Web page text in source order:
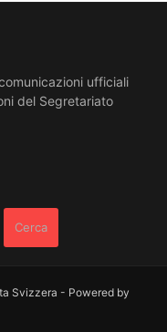
ufficiali
del Segretariato
Cerca
Svizzera - Powered by